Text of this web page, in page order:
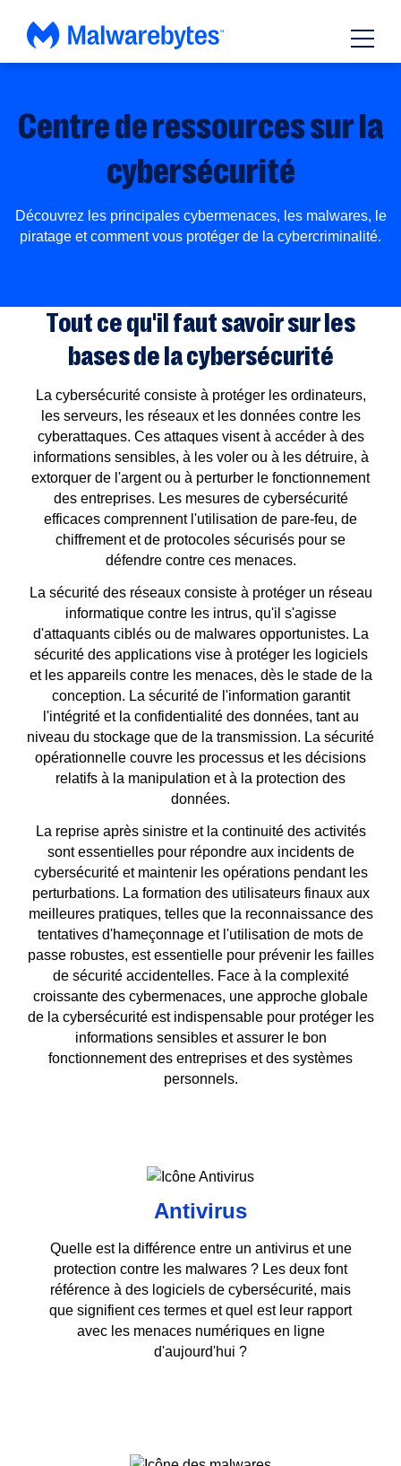
contenu
Centre de ressources sur la
cybersécurité
Découvrez les principales cybermenaces, les malwares, le
piratage et comment vous protéger de la cybercriminalité.
Tout ce qu'il faut savoir sur les
bases de la cybersécurité
La cybersécurité consiste à protéger les ordinateurs,
les serveurs, les réseaux et les données contre les
cyberattaques. Ces attaques visent à accéder à des
informations sensibles, à les voler ou à les détruire, à
extorquer de l'argent ou à perturber le fonctionnement
des entreprises. Les mesures de cybersécurité
efficaces comprennent l'utilisation de pare-feu, de
chiffrement et de protocoles sécurisés pour se
défendre contre ces menaces.
La sécurité des réseaux consiste à protéger un réseau
informatique contre les intrus, qu'il s'agisse
d'attaquants ciblés ou de malwares opportunistes. La
sécurité des applications vise à protéger les logiciels
et les appareils contre les menaces, dès le stade de la
conception. La sécurité de l'information garantit
l'intégrité et la confidentialité des données, tant au
niveau du stockage que de la transmission. La sécurité
opérationnelle couvre les processus et les décisions
relatifs à la manipulation et à la protection des
données.
La reprise après sinistre et la continuité des activités
sont essentielles pour répondre aux incidents de
cybersécurité et maintenir les opérations pendant les
perturbations. La formation des utilisateurs finaux aux
meilleures pratiques, telles que la reconnaissance des
tentatives d'hameçonnage et l'utilisation de mots de
passe robustes, est essentielle pour prévenir les failles
de sécurité accidentelles. Face à la complexité
croissante des cybermenaces, une approche globale
de la cybersécurité est indispensable pour protéger les
informations sensibles et assurer le bon
fonctionnement des entreprises et des systèmes
personnels.
Antivirus
Quelle est la différence entre un antivirus et une
protection contre les malwares ? Les deux font
référence à des logiciels de cybersécurité, mais
que signifient ces termes et quel est leur rapport
avec les menaces numériques en ligne
d'aujourd'hui ?